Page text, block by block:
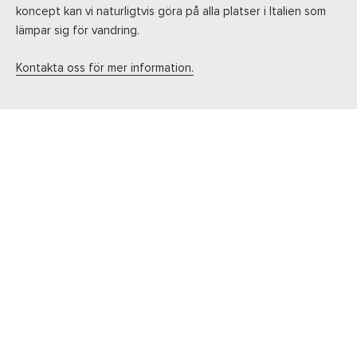
koncept kan vi naturligtvis göra på alla platser i Italien som
lämpar sig för vandring.
Kontakta oss för mer information.